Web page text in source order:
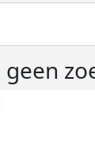
geen